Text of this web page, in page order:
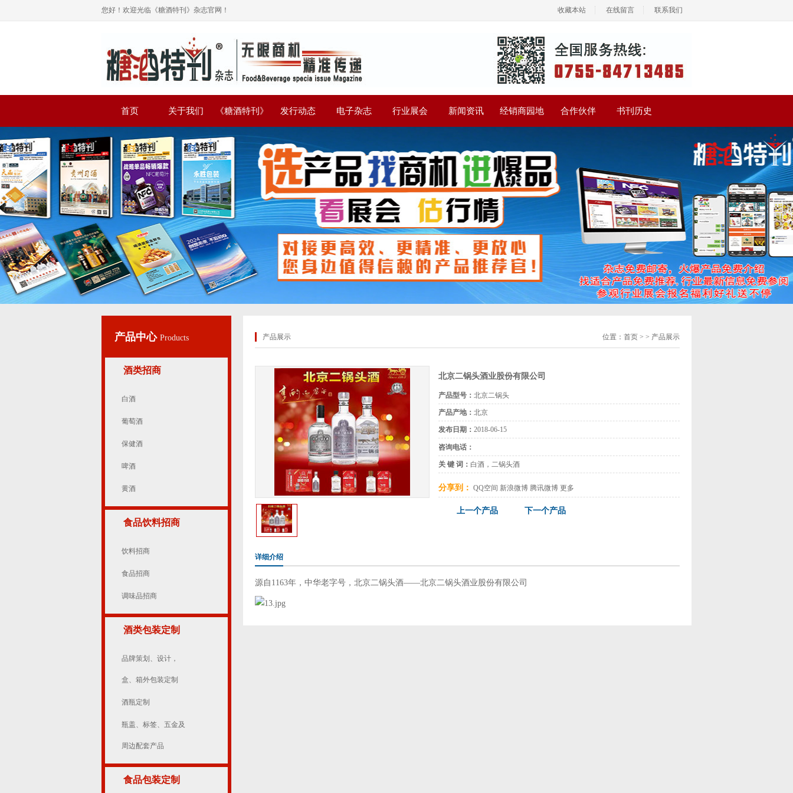
您好！欢迎光临《糖酒特刊》杂志官网！ 收藏本站 在线留言 联系我们
首页 关于我们 《糖酒特刊》 发行动态 电子杂志 行业展会 新闻资讯 经销商园地 合作伙伴 书刊历史
产品中心 Products
酒类招商
白酒
葡萄酒
保健酒
啤酒
黄酒
食品饮料招商
饮料招商
食品招商
调味品招商
酒类包装定制
品牌策划、设计，
盒、箱外包装定制
酒瓶定制
瓶盖、标签、五金及
周边配套产品
食品包装定制
产品展示 位置： 首页 > > 产品展示
北京二锅头酒业股份有限公司
产品型号： 北京二锅头
产品产地： 北京
发布日期： 2018-06-15
咨询电话：
关 键 词： 白酒，二锅头酒
分享到： QQ空间 新浪微博 腾讯微博 更多
下一个产品
上一个产品
详细介绍
源自1163年，中华老字号，北京二锅头酒——北京二锅头酒业股份有限公司